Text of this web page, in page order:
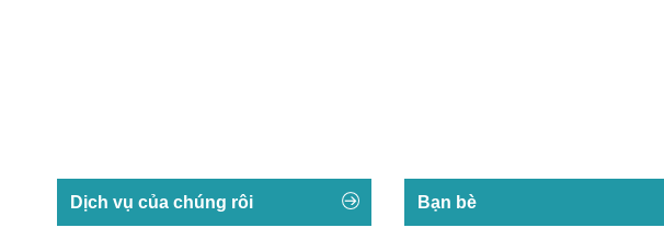
Dịch vụ của chúng rôi Bạn bè